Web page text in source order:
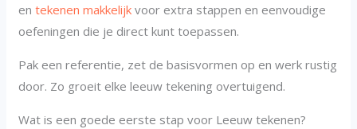
entekenen makkelijk voor extra stappen en eenvoudige
oefeningen die je direct kunt toepassen.
Pak een referentie, zet de basisvormen op en werk rustig
door. Zo groeit elke leeuw tekening overtuigend.
Wat is een goede eerste stap voor Leeuw tekenen?